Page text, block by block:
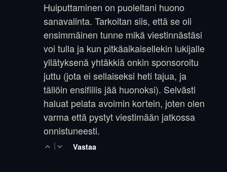
Huiputtaminen on puoleltani huono
sanavalinta. Tarkoitan siis, että se oli
ensimmäinen tunne mikä viestinnästäsi
voi tulla ja kun pitkäaikaisellekin lukijalle
yllätyksenä yhtäkkiä onkin sponsoroitu
juttu (jota ei sellaiseksi heti tajua, ja
tällöin ensifiilis jää huonoksi). Selvästi
haluat pelata avoimin kortein, joten olen
varma että pystyt viestimään jatkossa
onnistuneesti.
| Vastaa